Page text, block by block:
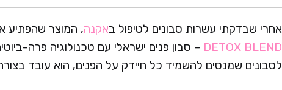
אחרי שבדקתי עשרות סבונים לטיפול באקנה, המוצר שהפתיע
DETOX BLEND – סבון פנים ישראלי עם טכנולוגיה פרה-
לסבונים שמנסים להשמיד כל חיידק על הפנים, הוא עובד